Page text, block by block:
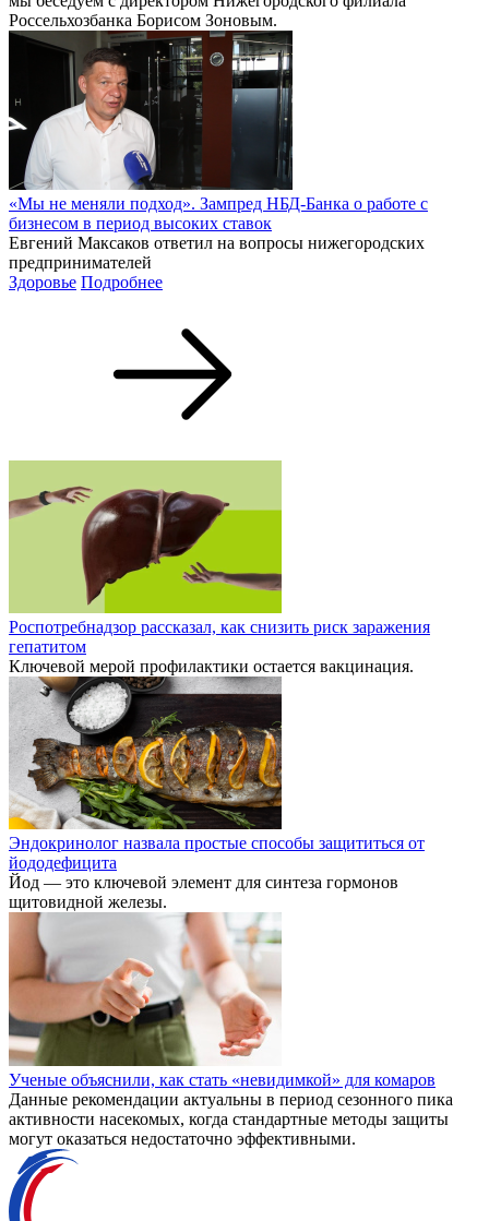
Россельхозбанка Борисом Зоновым.
«Мы не меняли подход». Зампред НБД-Банка о работе с
бизнесом в период высоких ставок
Евгений Максаков ответил на вопросы нижегородских
предпринимателей
Здоровье Подробнее
Роспотребнадзор рассказал, как снизить риск заражения
гепатитом
Ключевой мерой профилактики остается вакцинация.
Эндокринолог назвала простые способы защититься от
йододефицита
Йод — это ключевой элемент для синтеза гормонов
щитовидной железы.
Ученые объяснили, как стать «невидимкой» для комаров
Данные рекомендации актуальны в период сезонного пика
активности насекомых, когда стандартные методы защиты
могут оказаться недостаточно эффективными.